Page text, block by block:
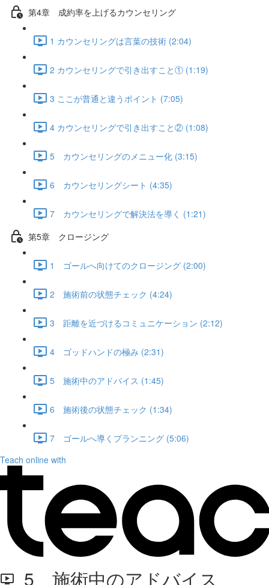
第4章 成約率を上げるカウンセリング
1 カウンセリングは言葉の技術 (2:04)
2 カウンセリングで引き出すこと① (1:19)
3 ここが普通と違うポイント (7:05)
4 カウンセリングで引き出すこと② (1:08)
5 カウンセリングのメニュー化 (3:15)
6 カウンセリングシート (4:35)
7 カウンセリングで解決法を導く (1:21)
第5章 クロージング
1 ゴールへ向けてのクロージング (2:00)
2 施術前の状態チェック (4:24)
3 距離を近づけるコミュニケーション (2:12)
4 ゴッドハンドの極み (2:31)
5 施術中のアドバイス (1:45)
6 施術後の状態チェック (1:34)
7 ゴールへ導くプランニング (5:06)
Teach online with
5 施術中のアドバイス